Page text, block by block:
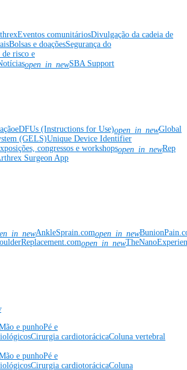
Eventos comunitáriosDivulgação da cadeia de
Bolsas e doaçõesSegurança do
de risco e
open_in_newSBA Support
eDFUs (Instructions for Use)open_in_newGlobal
(GELS)Unique Device Identifier
congressos e workshopsopen_in_newRep
Surgeon App
AnkleSprain.comopen_in_new
open_in_new
e punhoPé e
Cirurgia cardiotorácicaColuna vertebral
e punhoPé e
Cirurgia cardiotorácicaColuna